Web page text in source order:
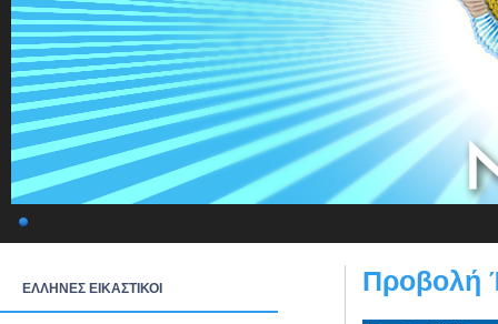
ΕΛΛΗΝΕΣ ΕΙΚΑΣΤΙΚΟΙ Προβολή